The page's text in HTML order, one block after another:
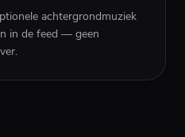
achtergrondmuziek
in de feed — geen